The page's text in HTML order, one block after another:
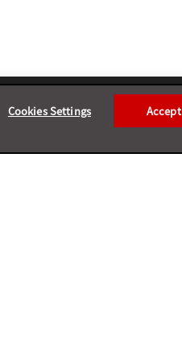
Cookies Settings Accept